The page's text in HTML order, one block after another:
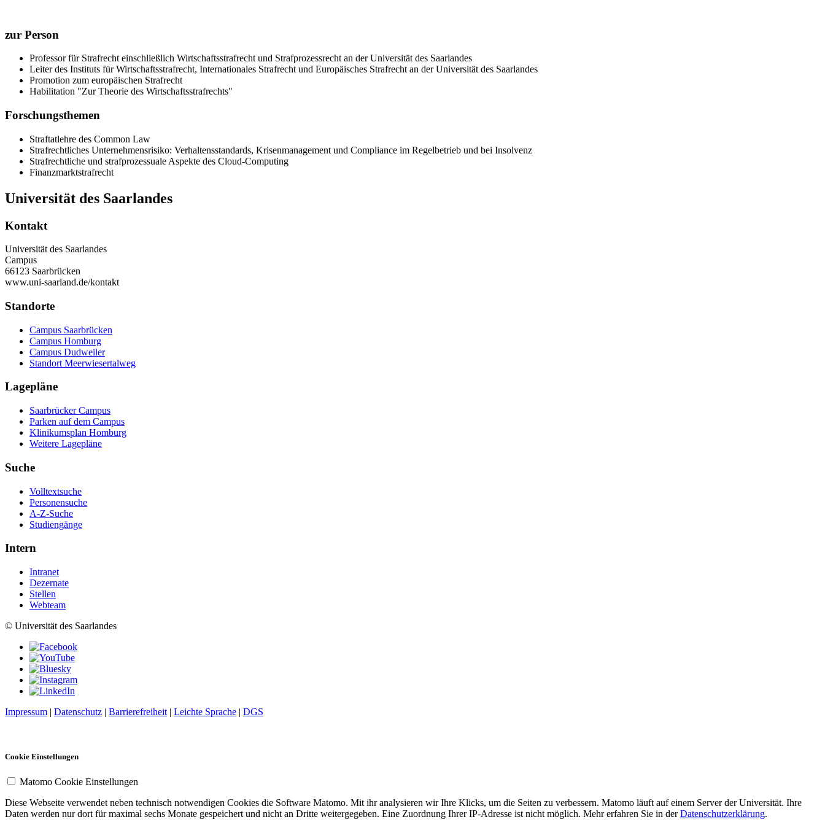
zur Person
Professor für Strafrecht einschließlich Wirtschaftsstrafrecht und Strafprozessrecht an der Universität des Saarlandes
Leiter des Instituts für Wirtschaftsstrafrecht, Internationales Strafrecht und Europäisches Strafrecht an der Universität des Saarlandes
Promotion zum europäischen Strafrecht
Habilitation "Zur Theorie des Wirtschaftsstrafrechts"
Forschungsthemen
Straftatlehre des Common Law
Strafrechtliches Unternehmensrisiko: Verhaltensstandards, Krisenmanagement und Compliance im Regelbetrieb und bei Insolvenz
Strafrechtliche und strafprozessuale Aspekte des Cloud-Computing
Finanzmarktstrafrecht
Universität des Saarlandes
Kontakt
Universität des Saarlandes
Campus
66123 Saarbrücken
www.uni-saarland.de/kontakt
Standorte
Campus Saarbrücken
Campus Homburg
Campus Dudweiler
Standort Meerwiesertalweg
Lagepläne
Saarbrücker Campus
Parken auf dem Campus
Klinikumsplan Homburg
Weitere Lagepläne
Suche
Volltextsuche
Personensuche
A-Z-Suche
Studiengänge
Intern
Intranet
Dezernate
Stellen
Webteam
© Universität des Saarlandes
Impressum | Datenschutz | Barrierefreiheit | Leichte Sprache | DGS
Cookie Einstellungen
Matomo Cookie Einstellungen
Diese Webseite verwendet neben technisch notwendigen Cookies die Software Matomo. Mit ihr analysieren wir Ihre Klicks, um die Seiten zu verbessern. Matomo läuft auf einem Server der Universität. Ihre
Daten werden nur dort für maximal sechs Monate gespeichert und nicht an Dritte weitergegeben. Eine Zuordnung Ihrer IP-Adresse ist nicht möglich. Mehr erfahren Sie in derDatenschutzerklärung.